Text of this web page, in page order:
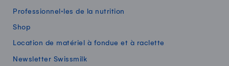
Professionnel·les de la nutrition
Shop
Location de matériel à fondue et à raclette
Newsletter Swissmilk